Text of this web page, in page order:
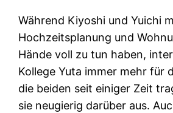
Während Kiyoshi und Yuichi
Hochzeitsplanung und
Hände voll zu tun haben,
Kollege Yuta immer mehr für
die beiden seit einiger Zeit
sie neugierig darüber aus.